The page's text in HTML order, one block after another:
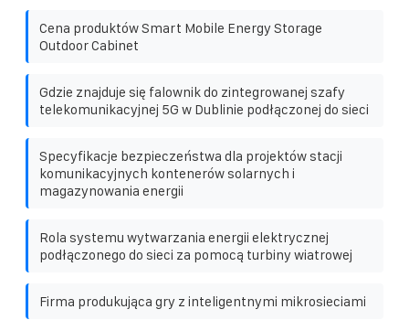
Cena produktów Smart Mobile Energy Storage
Outdoor Cabinet
Gdzie znajduje się falownik do zintegrowanej szafy
telekomunikacyjnej 5G w Dublinie podłączonej do sieci
Specyfikacje bezpieczeństwa dla projektów stacji
komunikacyjnych kontenerów solarnych i
magazynowania energii
Rola systemu wytwarzania energii elektrycznej
podłączonego do sieci za pomocą turbiny wiatrowej
Firma produkująca gry z inteligentnymi mikrosieciami